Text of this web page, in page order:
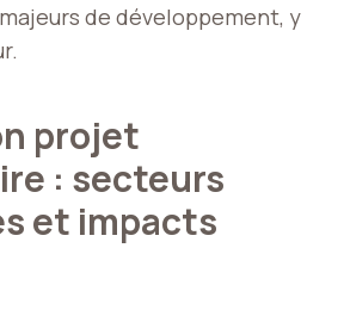
de développement, y
projet
: secteurs
et impacts